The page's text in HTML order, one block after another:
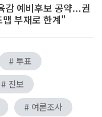
예비후보 공약...권
부재로 한계"
# 투표
# 진보
# 여론조사